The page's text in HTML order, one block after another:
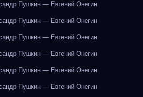
Пушкин — Евгений Онегин
Пушкин — Евгений Онегин
Пушкин — Евгений Онегин
Пушкин — Евгений Онегин
Пушкин — Евгений Онегин
Пушкин — Евгений Онегин